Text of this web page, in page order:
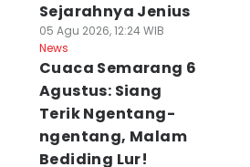
Sejarahnya Jenius
05 Agu 2026, 12:24 WIB
News
Cuaca Semarang 6
Agustus: Siang
Terik Ngentang-
ngentang, Malam
Bediding Lur!